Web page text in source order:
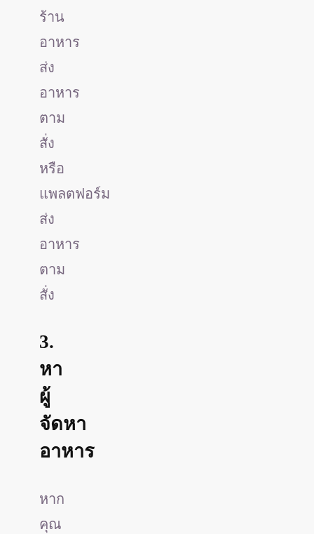
ร้าน
อาหาร
ส่ง
อาหาร
ตาม
สั่ง
หรือ
แพลตฟอร์ม
ส่ง
อาหาร
ตาม
สั่ง
3.
หา
ผู้
จัดหา
อาหาร
หาก
คุณ